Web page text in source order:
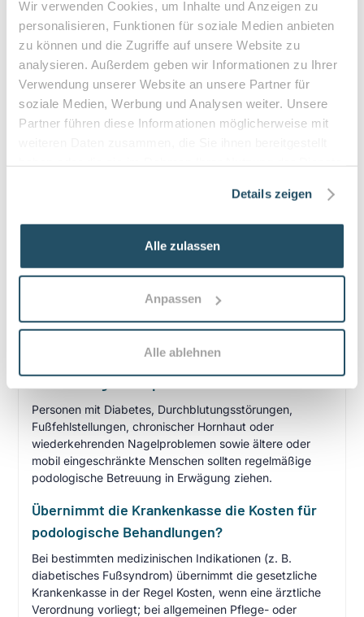
Wir verwenden Cookies, um Inhalte und Anzeigen zu
personalisieren, Funktionen für soziale Medien anbieten
zu können und die Zugriffe auf unsere Website zu
analysieren. Außerdem geben wir Informationen zu Ihrer
Verwendung unserer Website an unsere Partner für
soziale Medien, Werbung und Analysen weiter. Unsere
Partner führen diese Informationen möglicherweise mit
Details zeigen
Alle zulassen
Anpassen
Alle ablehnen
•Befreiung bei chronischen Erkrankungen möglich
Privatleistungen nach individueller Vereinbarung
•Hausbesuche bei medizinischer Notwendigkeit
Was ist der Unterschied zwischen
Die medizinische Fußpflege (Podologie) behandelt
Hühneraugen oder stark verhornte Stellen und arbeitet
nach medizinischen Standards; kosmetische Fußpflege
Füße.
Wer sollte regelmäßig eine podologische
Personen mit Diabetes, Durchblutungsstörungen,
Fußfehlstellungen, chronischer Hornhaut oder
wiederkehrenden Nagelproblemen sowie ältere oder
mobil eingeschränkte Menschen sollten regelmäßige
podologische Betreuung in Erwägung ziehen.
Übernimmt die Krankenkasse die Kosten für
podologische Behandlungen?
Bei bestimmten medizinischen Indikationen (z. B.
diabetisches Fußsyndrom) übernimmt die gesetzliche
Krankenkasse in der Regel Kosten, wenn eine ärztliche
Verordnung vorliegt; bei allgemeinen Pflege- oder